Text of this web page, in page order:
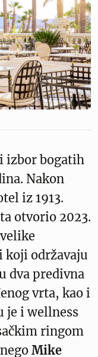
izbor bogatih
Nakon
iz 1913.
otvorio 2023.
koji održavaju
dva predivna
vrta, kao i
je i wellness
ringom
Mike